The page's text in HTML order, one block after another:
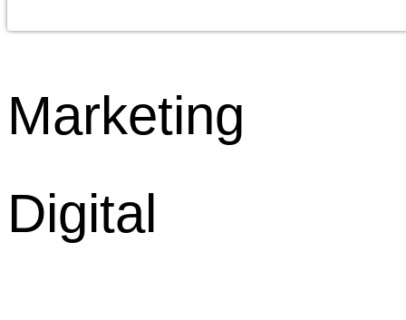
Marketing
Digital